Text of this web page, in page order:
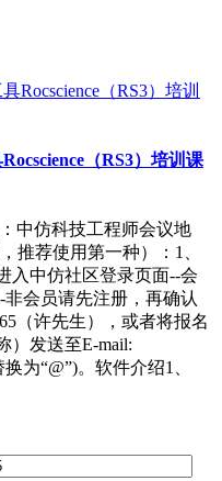
（RS3）培训课
中仿科技工程师会议地
推荐使用第一种）：1、
入中仿社区登录页面--会
会员请先注册，再确认
（许先生），或者将报名
）发送至E-mail:
为“@”)。软件介绍1、